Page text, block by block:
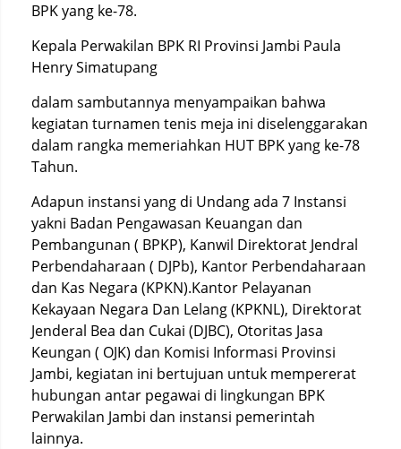
BPK yang ke-78.
Kepala Perwakilan BPK RI Provinsi Jambi Paula
Henry Simatupang
dalam sambutannya menyampaikan bahwa
kegiatan turnamen tenis meja ini diselenggarakan
dalam rangka memeriahkan HUT BPK yang ke-78
Tahun.
Adapun instansi yang di Undang ada 7 Instansi
yakni Badan Pengawasan Keuangan dan
Pembangunan ( BPKP), Kanwil Direktorat Jendral
Perbendaharaan ( DJPb), Kantor Perbendaharaan
dan Kas Negara (KPKN).Kantor Pelayanan
Kekayaan Negara Dan Lelang (KPKNL), Direktorat
Jenderal Bea dan Cukai (DJBC), Otoritas Jasa
Keungan ( OJK) dan Komisi Informasi Provinsi
Jambi, kegiatan ini bertujuan untuk mempererat
hubungan antar pegawai di lingkungan BPK
Perwakilan Jambi dan instansi pemerintah
lainnya.